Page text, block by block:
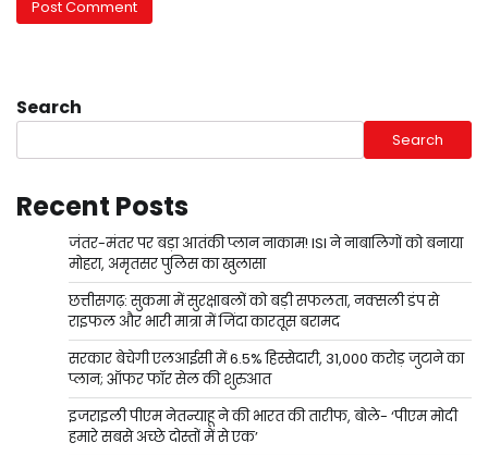
Search
Search
Recent Posts
जंतर-मंतर पर बड़ा आतंकी प्लान नाकाम! ISI ने नाबालिगों को बनाया
मोहरा, अमृतसर पुलिस का खुलासा
छत्तीसगढ़: सुकमा में सुरक्षाबलों को बड़ी सफलता, नक्सली डंप से
राइफल और भारी मात्रा में जिंदा कारतूस बरामद
सरकार बेचेगी एलआईसी में 6.5% हिस्सेदारी, 31,000 करोड़ जुटाने का
प्लान; ऑफर फॉर सेल की शुरुआत
इजराइली पीएम नेतन्याहू ने की भारत की तारीफ, बोले- ‘पीएम मोदी
हमारे सबसे अच्छे दोस्तों में से एक’